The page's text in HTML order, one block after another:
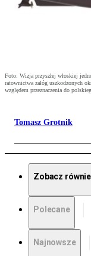
Foto: Wizja przyszłej włoskiej
ratownictwa załóg uszkodzonych
względem przeznaczenia do
Tomasz Grotnik
Zobacz
Polecane
Najnowsze